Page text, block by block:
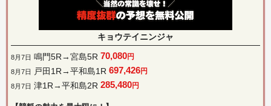
キョウテイニンジャ
8月7日 鳴門5R→宮島5R 70,080円
8月7日 戸田1R→平和島1R 697,426円
8月7日 津1R→平和島2R 285,480円